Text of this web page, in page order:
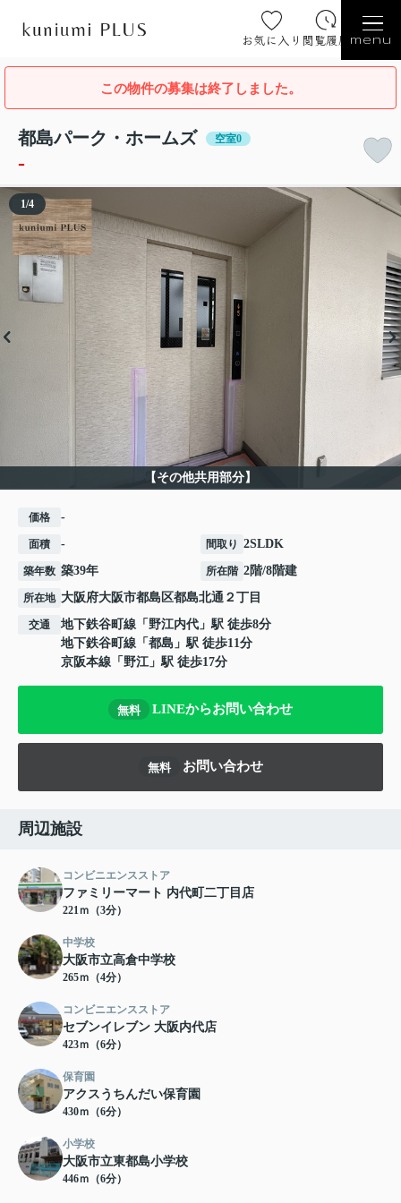
お気に入り 閲覧履歴 menu
この物件の募集は終了しました。
都島パーク・ホームズ 空室0
-
【その他共用部分】
1/4
価格 -
面積 - 間取り 2SLDK
築年数 築39年 所在階 2階/8階建
所在地 大阪府大阪市都島区都島北通 ２丁目
交通 地下鉄谷町線 「 野江内代 」駅 徒歩8分
地下鉄谷町線 「 都島 」駅 徒歩11分
京阪本線 「 野江 」駅 徒歩17分
無料 LINEからお問い合わせ
無料 お問い合わせ
周辺施設
コンビニエンスストア
ファミリーマート 内代町二丁目店
221ｍ（3分）
中学校
大阪市立高倉中学校
265ｍ（4分）
コンビニエンスストア
セブンイレブン 大阪内代店
423ｍ（6分）
保育園
アクスうちんだい保育園
430ｍ（6分）
小学校
大阪市立東都島小学校
446ｍ（6分）